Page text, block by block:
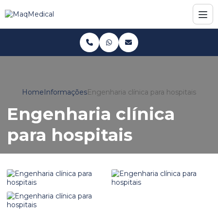
HomeInformaçõesEngenharia clínica para hospitais
Engenharia clínica
para hospitais